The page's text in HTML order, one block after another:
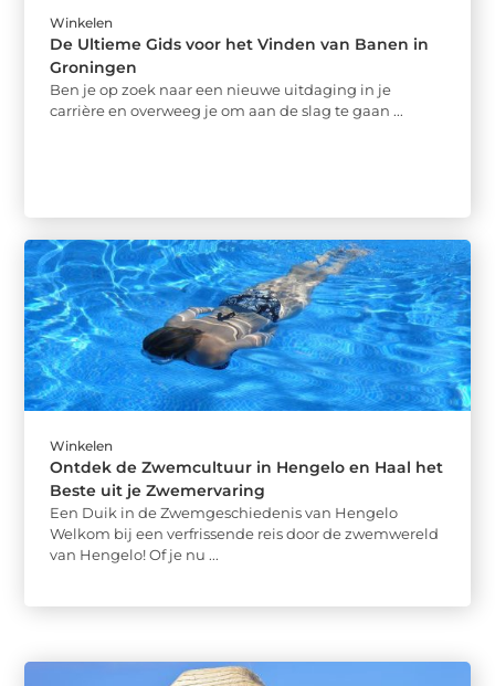
Winkelen
De Ultieme Gids voor het Vinden van Banen in
Groningen
Ben je op zoek naar een nieuwe uitdaging in je
carrière en overweeg je om aan de slag te gaan ...
Winkelen
Ontdek de Zwemcultuur in Hengelo en Haal het
Beste uit je Zwemervaring
Een Duik in de Zwemgeschiedenis van Hengelo
Welkom bij een verfrissende reis door de zwemwereld
van Hengelo! Of je nu ...